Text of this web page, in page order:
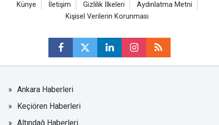
Künye İletişim Gizlilik İlkeleri
Aydınlatma Metni
Kişisel Verilerin Korunması
Ankara Haberleri
Keçiören Haberleri
Altındağ Haberleri